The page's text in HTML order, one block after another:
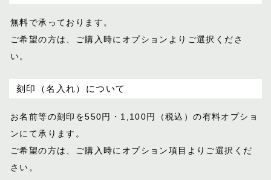
無料で承っております。
ご希望の方は、ご購入時にオプションより ご選択くださ
い。
刻印（名入れ）について
お名前等の刻印を550円・1,100円（税込）の有料オプショ
ンにて承ります。
ご希望の方は、ご購入時にオプション項目 よりご選択くだ
さい。